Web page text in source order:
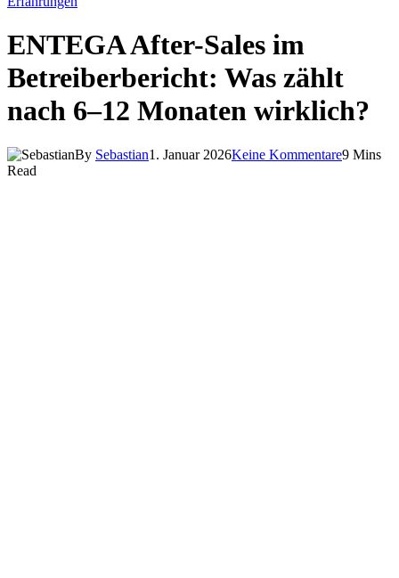
ENTEGA After-Sales im
Betreiberbericht: Was zählt
nach 6–12 Monaten wirklich?
By Sebastian1. Januar 2026Keine Kommentare9 Mins
Read